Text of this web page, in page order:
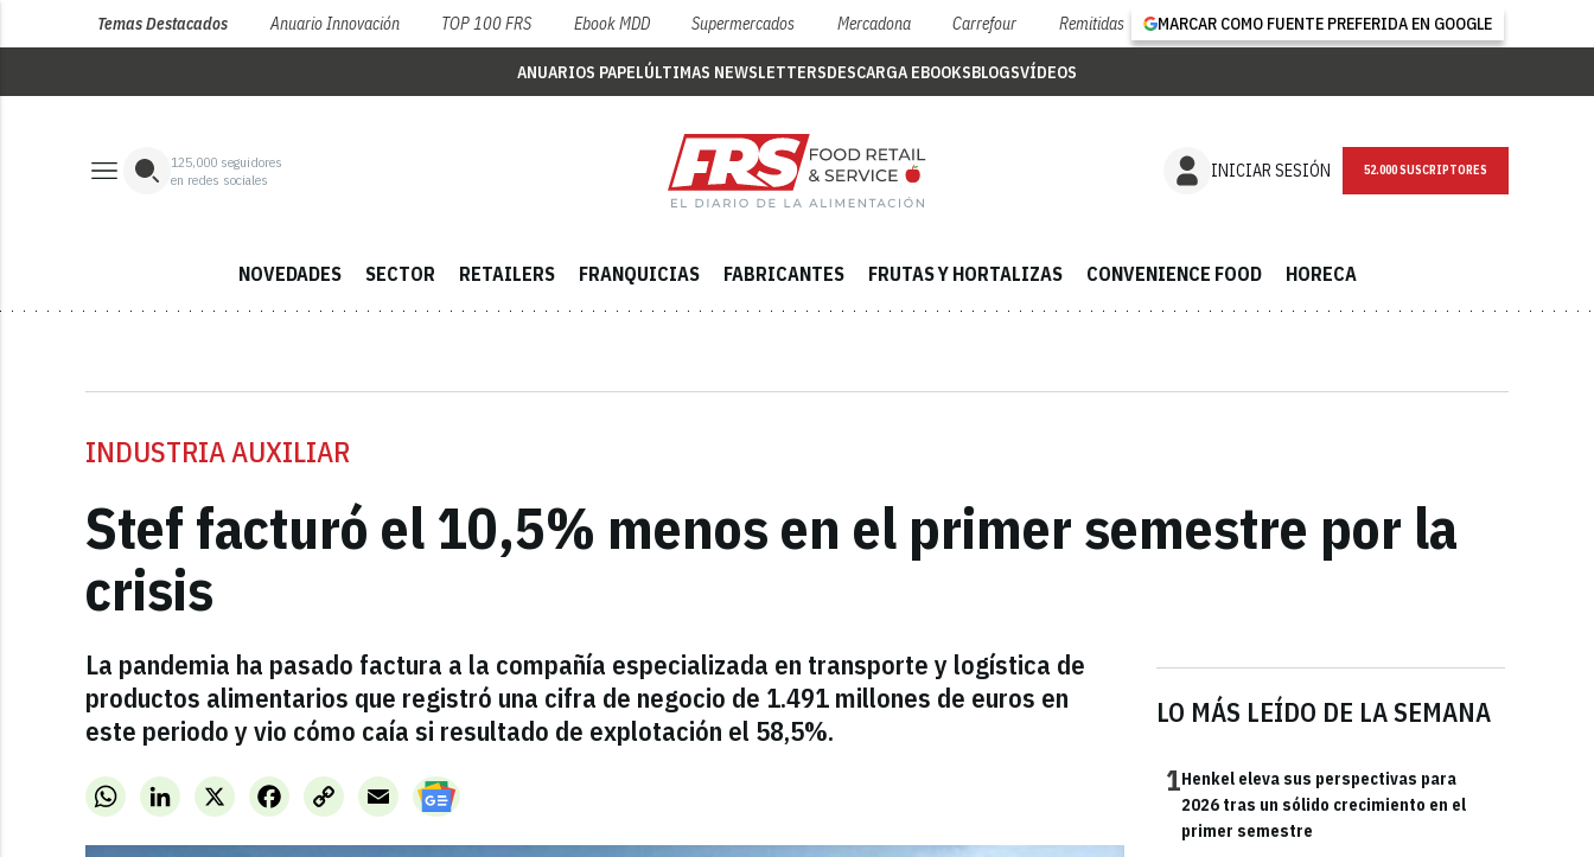
Temas Destacados Anuario Innovación TOP 100 FRS Ebook MDD Supermercados Mercadona Carrefour Remitidas MARCAR COMO FUENTE PREFERIDA EN GOOGLE
ANUARIOS PAPELÚLTIMAS NEWSLETTERSDESCARGA EBOOKSBLOGSVÍDEOS
125,000 seguidores
en redes sociales
INICIAR SESIÓN NEWSLETTER
NOVEDADES SECTOR RETAILERS FRANQUICIAS FABRICANTES FRUTAS Y HORTALIZAS CONVENIENCE FOOD HORECA
INDUSTRIA AUXILIAR
Stef facturó el 10,5% menos en el primer semestre por la
crisis
La pandemia ha pasado factura a la compañía especializada en transporte y logística de
productos alimentarios que registró una cifra de negocio de 1.491 millones de euros en
este periodo y vio cómo caía si resultado de explotación el 58,5%.
WhatsAppLinkedInX FacebookCopy
Link
Email
LO MÁS LEÍDO DE LA SEMANA
1Henkel eleva sus perspectivas para
2026 tras un sólido crecimiento en el
primer semestre